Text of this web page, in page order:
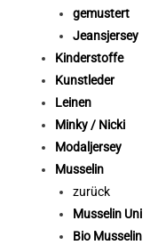
gemustert
Jeansjersey
Kinderstoffe
Kunstleder
Leinen
Minky / Nicki
Modaljersey
Musselin
zurück
Musselin Uni
Bio Musselin